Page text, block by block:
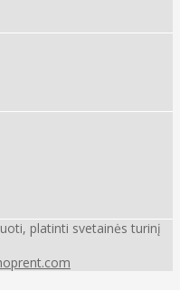
platinti svetainės turinį